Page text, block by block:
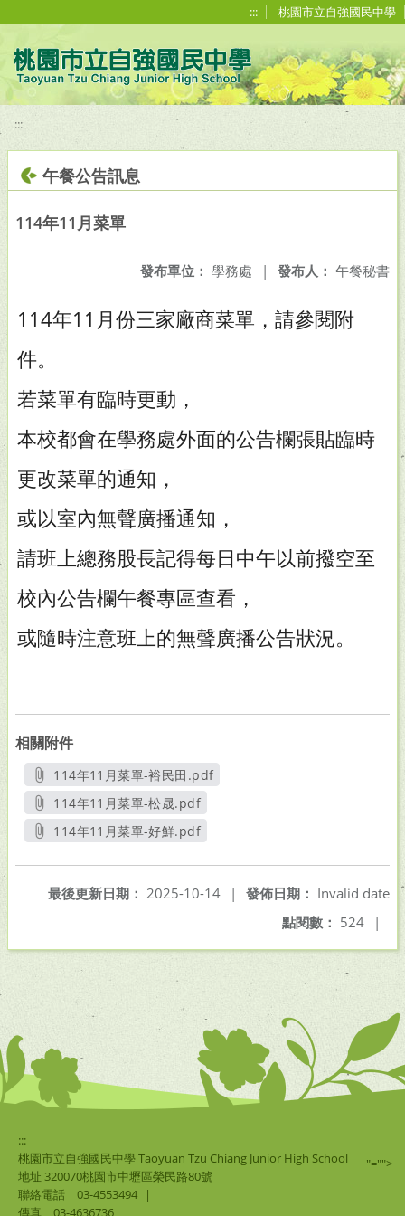
::: 桃園市立自強國民中學
:::
午餐公告訊息
114年11月菜單
發布人： 午餐秘書
發布單位： 學務處 |
114年11月份三家廠商菜單，請參閱附
件。
若菜單有臨時更動，
本校都會在學務處外面的公告欄張貼臨時
更改菜單的通知，
或以室內無聲廣播通知，
請班上總務股長記得每日中午以前撥空至
校內公告欄午餐專區查看，
或隨時注意班上的無聲廣播公告狀況。
相關附件
114年11月菜單-裕民田.pdf
另開新視窗
114年11月菜單-松晟.pdf
另開新視窗
114年11月菜單-好鮮.pdf
發佈日期： Invalid date
最後更新日期： 2025-10-14
|
點閱數： 524 |
:::
桃園市立自強國民中學 Taoyuan Tzu Chiang Junior High School
地址 320070桃園市中壢區榮民路80號
聯絡電話
03-4553494
|
傳真
03-4636736
"="">